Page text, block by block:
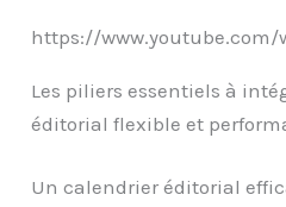
https://www.youtube.com/
Les piliers essentiels à
éditorial flexible et
Un calendrier éditorial